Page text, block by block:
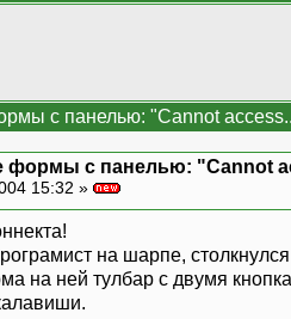
с панелью: "Cannot
формы с панелью: "Cannot
15:32 »
на шарпе,
на ней тулбар с двумя